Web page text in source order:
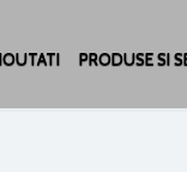
PRODUSE SI